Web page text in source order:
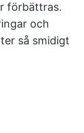
förbättras.
och
så smidigt